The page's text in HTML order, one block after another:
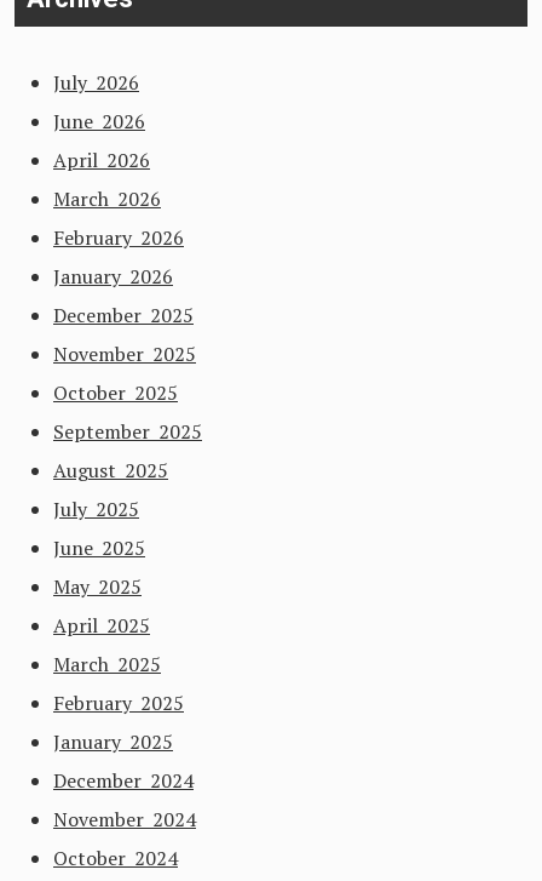
July 2026
June 2026
April 2026
March 2026
February 2026
January 2026
December 2025
November 2025
October 2025
September 2025
August 2025
July 2025
June 2025
May 2025
April 2025
March 2025
February 2025
January 2025
December 2024
November 2024
October 2024